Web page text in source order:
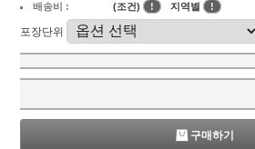
배송비 :
(조건) ! 지역별 !
포장단위
구매하기